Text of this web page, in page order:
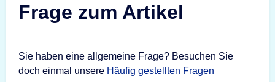
Frage zum Artikel
Sie haben eine allgemeine Frage? Besuchen Sie
doch einmal unsere Häufig gestellten Fragen